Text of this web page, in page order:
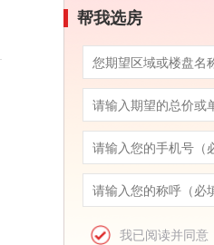
帮我选房
我已阅读并同意